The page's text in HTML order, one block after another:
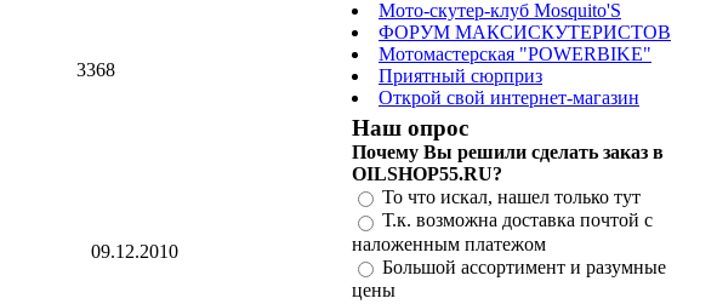
3368
09.12.2010
Мото-скутер-клуб Mosquito'S
ФОРУМ МАКСИСКУТЕРИСТОВ
Мотомастерская "POWERBIKE"
Приятный сюрприз
Открой свой интернет-магазин
Наш опрос
Почему Вы решили сделать заказ в
OILSHOP55.RU?
То что искал, нашел только тут
Т.к. возможна доставка почтой с
наложенным платежом
Большой ассортимент и разумные
цены